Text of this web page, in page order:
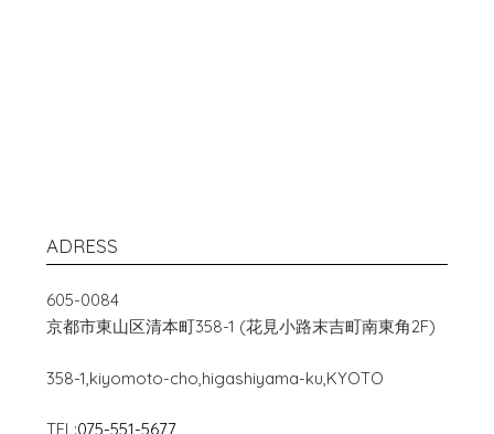
ADRESS
605-0084
京都市東山区清本町358-1 (花見小路末吉町南東角2F)
358-1,kiyomoto-cho,higashiyama-ku,KYOTO
TEL:075-551-5677